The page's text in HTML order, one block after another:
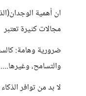
ان أهمية
مجالات كثيرة تعتبر
ضرورية وهامة:
والتسامح، وغيرها....
لا بد من توافر